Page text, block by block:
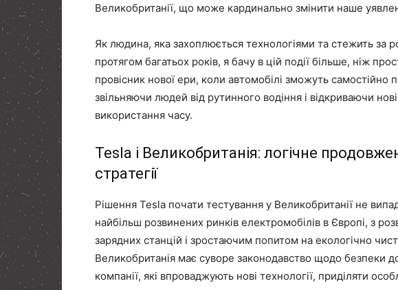
Великобританії, що може кардинально змінити наше
Як людина, яка захоплюється технологіями та стежить за
протягом багатьох років, я бачу в цій події більше, ніж
провісник нової ери, коли автомобілі зможуть самостійно
звільняючи людей від рутинного водіння і відкриваючи
використання часу.
Tesla і Великобританія: логічне
стратегії
Рішення Tesla почати тестування у Великобританії не
найбільш розвинених ринків електромобілів в Європі, з
зарядних станцій і зростаючим попитом на екологічно
Великобританія має суворе законодавство щодо безпеки
компанії, які впроваджують нові технології, приділяти